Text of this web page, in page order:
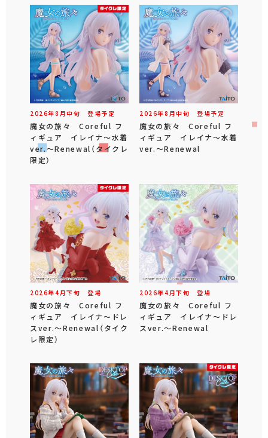
2026年8 月中旬 登場予定
魔女の旅々 Coreful フ
ィギュア イレイナ～水着
ver.～Renewal（タイクレ
限定）
2026年8 月中旬 登場予定
魔女の旅々 Coreful フ
ィギュア イレイナ～水着
ver.～Renewal
2026年4 月下旬 登場
魔女の旅々 Coreful フ
ィギュア イレイナ～ドレ
スver.～Renewal（タイク
レ限定）
2026年4 月下旬 登場
魔女の旅々 Coreful フ
ィギュア イレイナ～ドレ
スver.～Renewal